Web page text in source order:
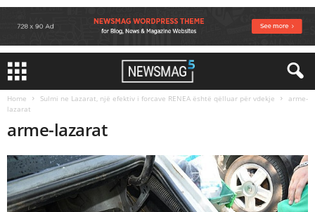
Home Sulmi ne Lazarat, një efektiv i forcave RENEA është qëlluar për vdekje
arme-
lazarat
arme-lazarat